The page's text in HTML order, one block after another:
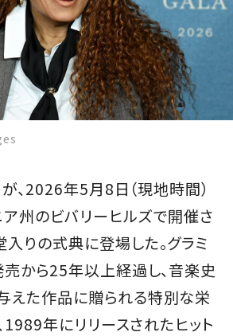
読み
、2026年5月8日（現地時間）
ア州のビバリーヒルズで開催さ
りの式典に登場した。グラミ
売から25年以上経過し、音楽史
えた作品に贈られる特別な栄
1989年にリリースされたヒット